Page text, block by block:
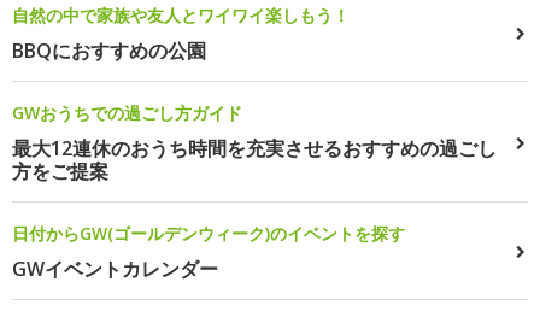
自然の中で家族や友人とワイワイ楽しもう！
BBQにおすすめの公園
GWおうちでの過ごし方ガイド
最大12連休のおうち時間を充実させるおすすめの過ごし
方をご提案
日付からGW(ゴールデンウィーク)のイベントを探す
GWイベントカレンダー